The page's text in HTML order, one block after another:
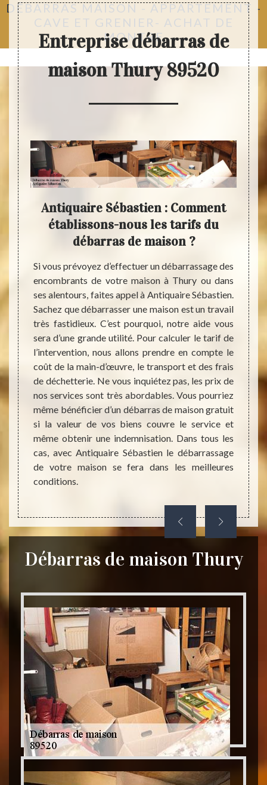
DÉBARRAS MAISON - APPARTEMENT -
CAVE ET GRENIER- ACHAT DE
MONTRE
Entreprise débarras de
maison Thury 89520
de
pour
une
ou
de
vous
nos
à
un
Antiquaire Sébastien : Comment
établissons-nous les tarifs du
débarras de maison ?
Si vous prévoyez d’effectuer un débarrassage des
encombrants de votre maison à Thury ou dans
ses alentours, faites appel à Antiquaire Sébastien.
Sachez que débarrasser une maison est un travail
très fastidieux. C’est pourquoi, notre aide vous
sera d’une grande utilité. Pour calculer le tarif de
l’intervention, nous allons prendre en compte le
coût de la main-d’œuvre, le transport et des frais
de déchetterie. Ne vous inquiétez pas, les prix de
nos services sont très abordables. Vous pourriez
même bénéficier d’un débarras de maison gratuit
si la valeur de vos biens couvre le service et
même obtenir une indemnisation. Dans tous les
cas, avec Antiquaire Sébastien le débarrassage
de votre maison se fera dans les meilleures
conditions.
Lors
afin
Elles
nom.
Débarras de maison Thury